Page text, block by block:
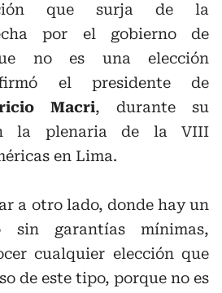
que surja de la
por el gobierno de
no es una elección
el presidente de
Macri, durante su
la plenaria de la VIII
en Lima.
a otro lado, donde hay un
sin garantías mínimas,
cualquier elección que
de este tipo, porque no es